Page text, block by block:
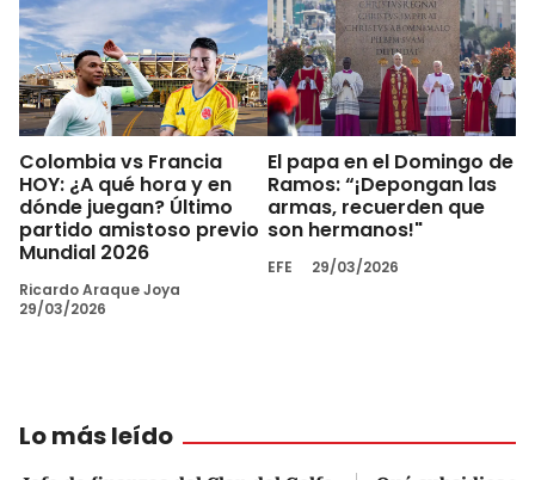
Colombia vs Francia
HOY: ¿A qué hora y en
dónde juegan? Último
partido amistoso previo
Mundial 2026
Ricardo Araque Joya
29/03/2026
El papa en el Domingo de
Ramos: “¡Depongan las
armas, recuerden que
son hermanos!"
EFE 29/03/2026
Lo más leído